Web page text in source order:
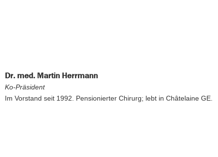
Dr. med. Martin Herrmann
Ko-Präsident
Im Vorstand seit 1992. Pensionierter Chirurg; lebt in Châtelaine GE.